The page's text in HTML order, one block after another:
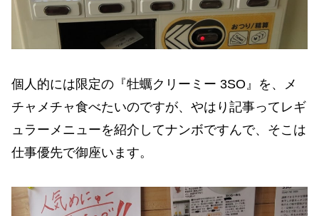
個人的には限定の『牡蠣クリーミー 3SO』を、メ
チャメチャ食べたいのですが、やはり記事ってレギ
ュラーメニューを紹介してナンボですんで、そこは
仕事優先で御座います。